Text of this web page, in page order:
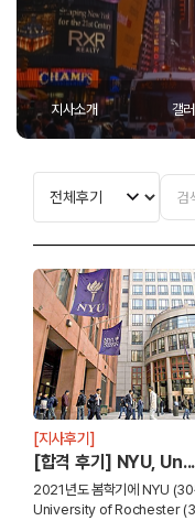
지사소개 갤
[지사후기]
[합격 후기] NYU, Un...
2021년도 봄학기에 NYU (30
University of Rochester